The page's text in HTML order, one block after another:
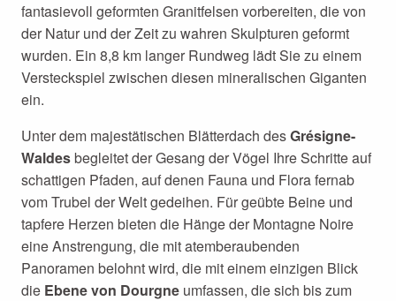
fantasievoll geformten Granitfelsen vorbereiten, die von
der Natur und der Zeit zu wahren Skulpturen geformt
wurden. Ein 8,8 km langer Rundweg lädt Sie zu einem
Versteckspiel zwischen diesen mineralischen Giganten
ein.
Unter dem majestätischen Blätterdach desGrésigne-
Waldesbegleitet der Gesang der Vögel Ihre Schritte auf
schattigen Pfaden, auf denen Fauna und Flora fernab
vom Trubel der Welt gedeihen. Für geübte Beine und
tapfere Herzen bieten die Hänge der Montagne Noire
eine Anstrengung, die mit atemberaubenden
Panoramen belohnt wird, die mit einem einzigen Blick
die Ebene von Dourgne umfassen, die sich bis zum